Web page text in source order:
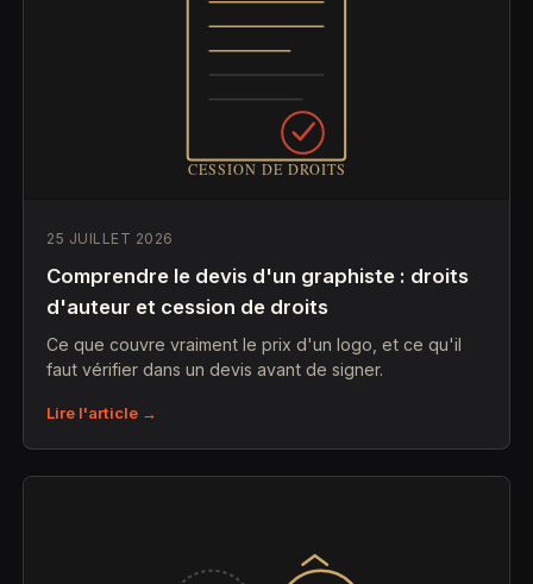
25 JUILLET 2026
Comprendre le devis d'un graphiste : droits
d'auteur et cession de droits
Ce que couvre vraiment le prix d'un logo, et ce qu'il
faut vérifier dans un devis avant de signer.
Lire l'article →